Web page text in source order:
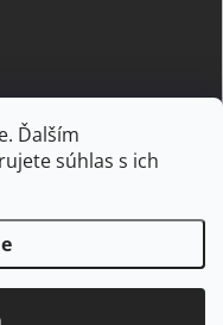
Ďalším
súhlas s ich
Upraviť nastavenie